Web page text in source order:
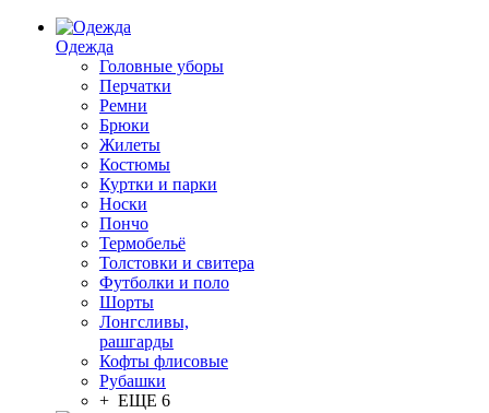
Одежда
Головные уборы
Перчатки
Ремни
Брюки
Жилеты
Костюмы
Куртки и парки
Носки
Пончо
Термобельё
Толстовки и свитера
Футболки и поло
Шорты
Лонгсливы,
рашгарды
Кофты флисовые
Рубашки
+ ЕЩЕ 6